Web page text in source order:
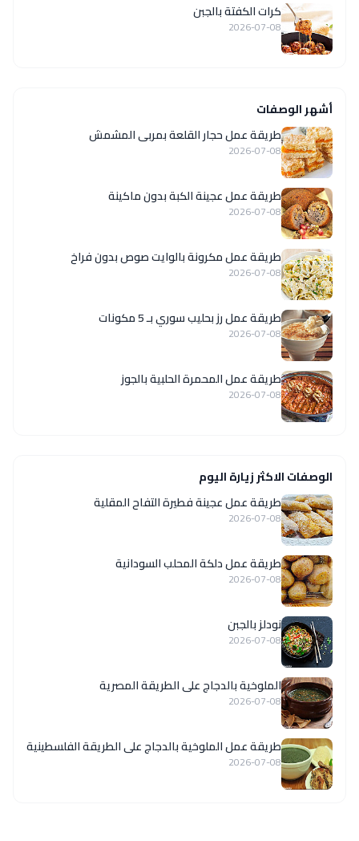
كرات الكفتة بالجبن
2026-07-08
أشهر الوصفات
طريقة عمل حجار القلعة بمربى المشمش
2026-07-08
طريقة عمل عجينة الكبة بدون ماكينة
2026-07-08
طريقة عمل مكرونة بالوايت صوص بدون فراخ
2026-07-08
طريقة عمل رز بحليب سوري بـ 5 مكونات
2026-07-08
طريقة عمل المحمرة الحلبية بالجوز
2026-07-08
الوصفات الاكثر زيارة اليوم
طريقة عمل عجينة فطيرة التفاح المقلية
2026-07-08
طريقة عمل دلكة المحلب السودانية
2026-07-08
نودلز بالجبن
2026-07-08
الملوخية بالدجاج على الطريقة المصرية
2026-07-08
طريقة عمل الملوخية بالدجاج على الطريقة الفلسطينية
2026-07-08